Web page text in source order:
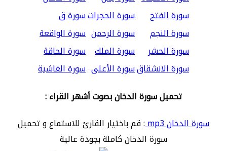
سورة الفتح
سورة الحجراتسورة ق
سورة النجم
سورة الرحمن سورة الواقعة
سورة الحشر
سورة الملك سورة الحاقة
سورة الانشقاقسورة الأعلى سورة الغاشية
تحميل سورة الدخان بصوت أشهر القراء :
سورة الدخان mp3
: قم باختيار القارئ للاستماع و تحميل
سورة الدخان كاملة بجودة عالية